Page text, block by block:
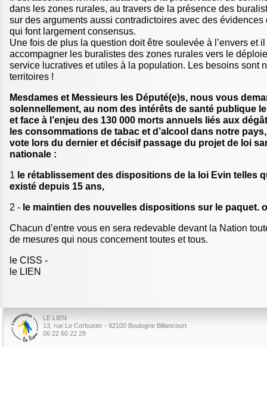
dans les zones rurales, au travers de la présence des
sur des arguments aussi contradictoires avec des
qui font largement consensus.
Une fois de plus la question doit être soulevée à l’envers et
accompagner les buralistes des zones rurales vers le
service lucratives et utiles à la population. Les besoins sont
territoires !
Mesdames et Messieurs les Député(e)s, nous vous
solennellement, au nom des intérêts de santé publique
et face à l’enjeu des 130 000 morts annuels liés aux
les consommations de tabac et d’alcool dans notre
vote lors du dernier et décisif passage du projet de loi
nationale :
1 le rétablissement des dispositions de la loi Evin telles
existé depuis 15 ans,
2 - le maintien des nouvelles dispositions sur le paquet.
Chacun d’entre vous en sera redevable devant la Nation
de mesures qui nous concernent toutes et tous.
le CISS -
le LIEN
LE LIEN
13, rue Le Corbusier - 92100 Boulogne Billancourt
06 22 60 22 28